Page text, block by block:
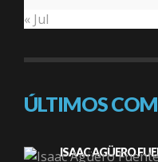
« Jul
ÚLTIMOS
ISAAC AGÜERO